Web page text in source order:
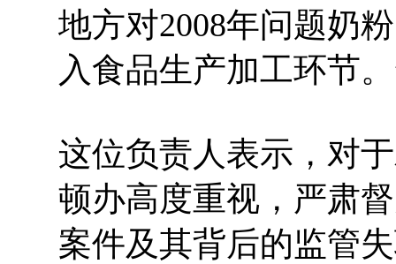
地方对2008年问题奶
入食品生产加工环节
这位负责人表示，对
顿办高度重视，严肃
案件及其背后的监管